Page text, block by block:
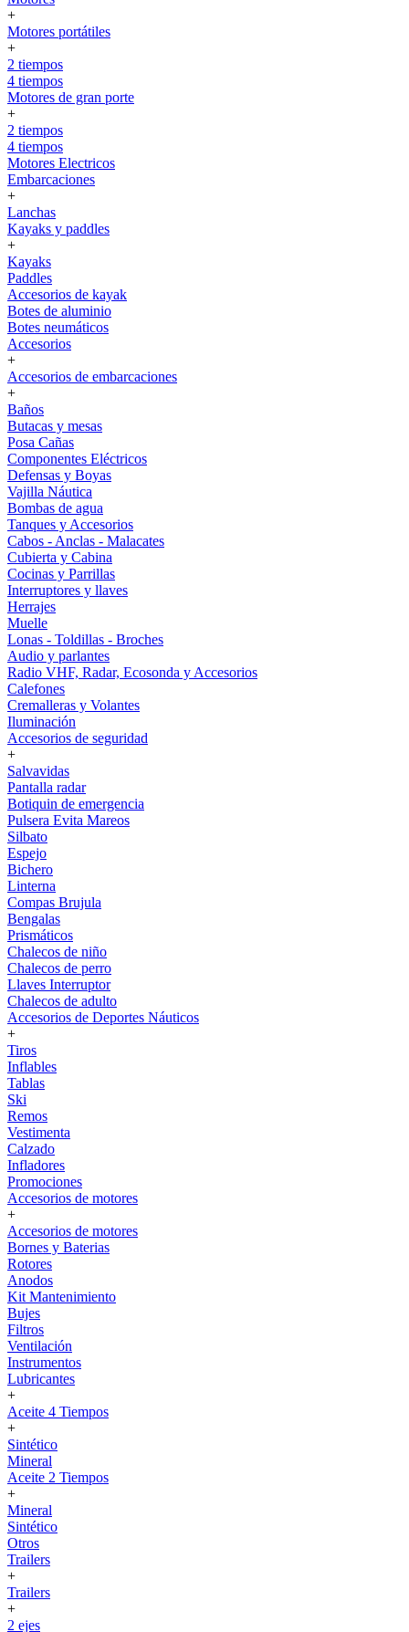
+
Motores portátiles
+
2 tiempos
4 tiempos
Motores de gran porte
+
2 tiempos
4 tiempos
Motores Electricos
Embarcaciones
+
Lanchas
Kayaks y paddles
+
Kayaks
Paddles
Accesorios de kayak
Botes de aluminio
Botes neumáticos
Accesorios
+
Accesorios de embarcaciones
+
Baños
Butacas y mesas
Posa Cañas
Componentes Eléctricos
Defensas y Boyas
Vajilla Náutica
Bombas de agua
Tanques y Accesorios
Cabos - Anclas - Malacates
Cubierta y Cabina
Cocinas y Parrillas
Interruptores y llaves
Herrajes
Muelle
Lonas - Toldillas - Broches
Audio y parlantes
Radio VHF, Radar, Ecosonda y Accesorios
Calefones
Cremalleras y Volantes
Iluminación
Accesorios de seguridad
+
Salvavidas
Pantalla radar
Botiquin de emergencia
Pulsera Evita Mareos
Silbato
Espejo
Bichero
Linterna
Compas Brujula
Bengalas
Prismáticos
Chalecos de niño
Chalecos de perro
Llaves Interruptor
Chalecos de adulto
Accesorios de Deportes Náuticos
+
Tiros
Inflables
Tablas
Ski
Remos
Vestimenta
Calzado
Infladores
Promociones
Accesorios de motores
+
Accesorios de motores
Bornes y Baterias
Rotores
Anodos
Kit Mantenimiento
Bujes
Filtros
Ventilación
Instrumentos
Lubricantes
+
Aceite 4 Tiempos
+
Sintético
Mineral
Aceite 2 Tiempos
+
Mineral
Sintético
Otros
Trailers
+
Trailers
+
2 ejes